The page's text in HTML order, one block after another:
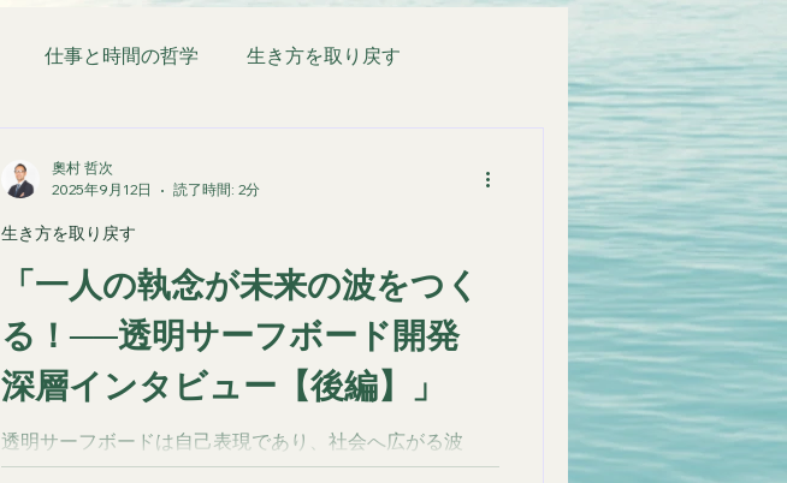
仕事と時間の哲学 生き方を取り戻す
「一人の執念が未来の波をつく
る！──透明サーフボード開発
深層インタビュー【後編】」
透明サーフボードは自己表現であり、社会へ広がる波
紋。 「利己と利他」の境界を見つめ、自分のための挑戦
生き方を取り戻す
奧村 哲次
2025年9月12日
読了時間: 2分